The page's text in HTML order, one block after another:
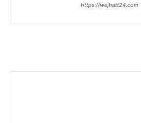
https://wejhatt24.com